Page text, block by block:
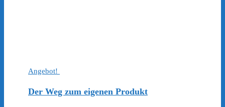
Angebot!
Der Weg zum eigenen Produkt